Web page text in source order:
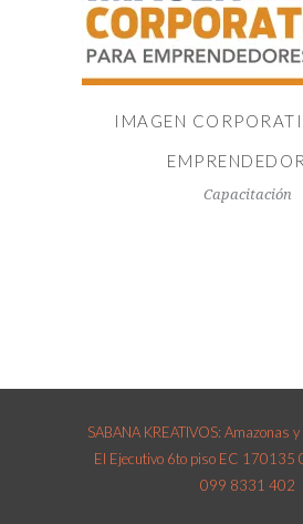
IMAGEN
Capacitación
SABANA KREATIVOS: Amazonas
El Ejecutivo 6to piso EC
099 8331 402